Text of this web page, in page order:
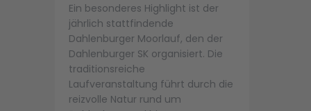
Ein besonderes Highlight ist der
jährlich stattfindende
Dahlenburger Moorlauf, den der
Dahlenburger SK organisiert. Die
traditionsreiche
Laufveranstaltung führt durch die
reizvolle Natur rund um